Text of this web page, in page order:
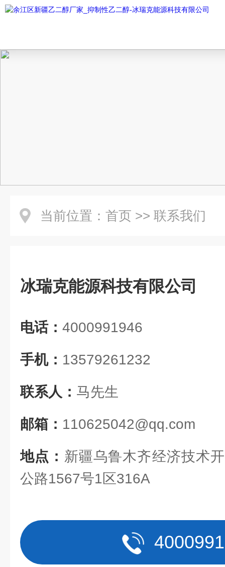
当前位置： 首页 >> 联系我们
冰瑞克能源科技有限公司
电话： 4000991946
手机： 13579261232
联系人： 马先生
邮箱： 110625042@qq.com
地点： 新疆乌鲁木齐经济技术
公路1567号1区316A